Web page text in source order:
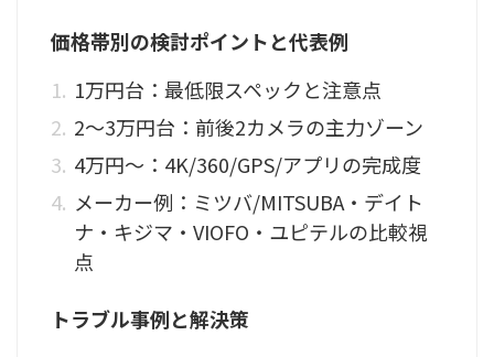
価格帯別の検討ポイントと代表例
1万円台：最低限スペックと注意点
2〜3万円台：前後2カメラの主力ゾーン
4万円〜：4K/360/GPS/アプリの完成度
メーカー例：ミツバ/MITSUBA・デイト
ナ・キジマ・VIOFO・ユピテルの比較視
点
トラブル事例と解決策